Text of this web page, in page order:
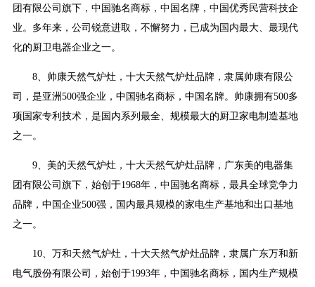
团有限公司旗下，中国驰名商标，中国名牌，中国优秀民营科技企
业。多年来，公司锐意进取，不懈努力，已成为国内最大、最现代
化的厨卫电器企业之一。
8、帅康天然气炉灶，十大天然气炉灶品牌，隶属帅康有限公
司，是亚洲500强企业，中国驰名商标，中国名牌。帅康拥有500多
项国家专利技术，是国内系列最全、规模最大的厨卫家电制造基地
之一。
9、美的天然气炉灶，十大天然气炉灶品牌，广东美的电器集
团有限公司旗下，始创于1968年，中国驰名商标，最具全球竞争力
品牌，中国企业500强，国内最具规模的家电生产基地和出口基地
之一。
10、万和天然气炉灶，十大天然气炉灶品牌，隶属广东万和新
电气股份有限公司，始创于1993年，中国驰名商标，国内生产规模